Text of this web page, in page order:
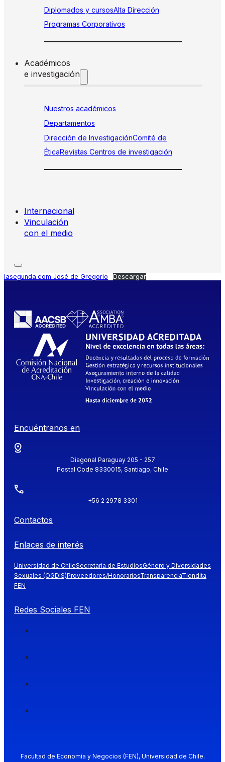
Diplomados y cursosAlta Dirección
Programas Corporativos
Académicos
e investigación
Nuestros académicos
Departamentos
Dirección de InvestigaciónComité de
ÉticaRevistas Centros de investigación
Internacional
Vinculación
con el medio
lasegunda.com José de Gregorio Descargar
Encuéntranos en
Diagonal Paraguay 205 - 257
Postal Code 8330015, Santiago, Chile
+56 2 2978 3301
Contactos
Enlaces de interés
Universidad de ChileSecretaría de EstudiosGénero y Diversidades
Sexuales (OGDIS)Proveedores/HonorariosTransparenciaTiendita
FEN
Redes Sociales FEN
Facultad de Economía y Negocios (FEN), Universidad de Chile.